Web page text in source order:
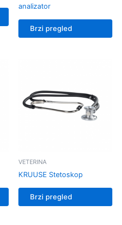
analizator
Brzi pregled
VETERINA
KRUUSE Stetoskop
Brzi pregled